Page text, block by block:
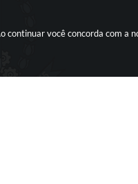
continuar você concorda com a